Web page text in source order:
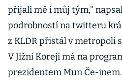
přijali mě i můj tým,"
podrobností na twitteru
z KLDR přistál v metropoli
V Jižní Koreji má na
prezidentem Mun Če-